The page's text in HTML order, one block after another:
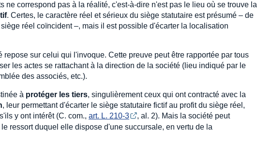
ne correspond pas à la réalité, c'est-à-dire n'est pas le lieu où se trouve la
. Certes, le caractère réel et sérieux du siège statutaire est présumé – de
réel coïncident –, mais il est possible d'écarter la localisation
repose sur celui qui l'invoque. Cette preuve peut être rapportée par tous
les actes se rattachant à la direction de la société (lieu indiqué par le
des associés, etc.).
à protéger les tiers, singulièrement ceux qui ont contracté avec la
, leur permettant d'écarter le siège statutaire fictif au profit du siège réel,
y ont intérêt (C. com., art. L. 210-3
, al. 2). Mais la société peut
ressort duquel elle dispose d'une succursale, en vertu de la